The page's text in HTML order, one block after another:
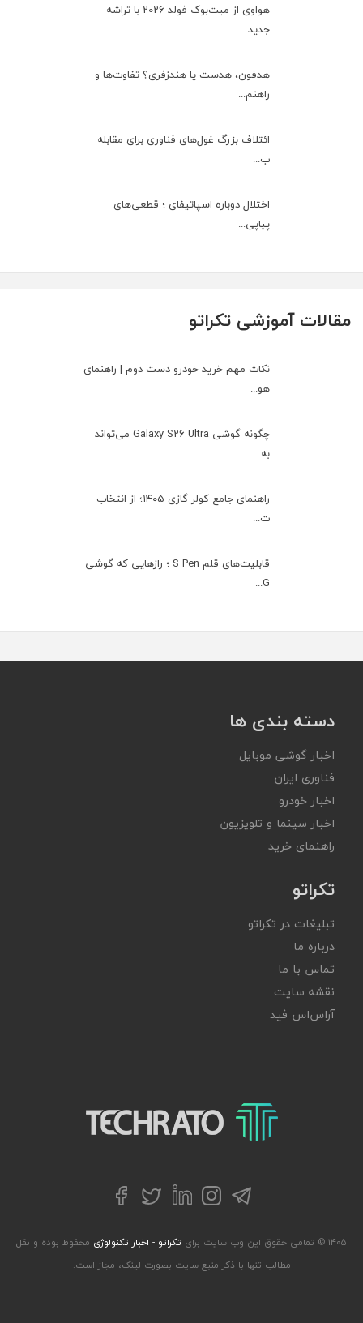
هواوی از میت‌بوک فولد 2026 با تراشه
جدید...
هدفون، هدست یا هندزفری؟ تفاوت‌ها و
راهنم...
ائتلاف بزرگ غول‌های فناوری برای مقابله
ب...
اختلال دوباره اسپاتیفای ؛ قطعی‌های
پیاپی...
مقالات آموزشی تکراتو
نکات مهم خرید خودرو دست دوم | راهنمای
هو...
چگونه گوشی Galaxy S26 Ultra می‌تواند
به ...
راهنمای جامع کولر گازی ۱۴۰۵؛ از انتخاب
ت...
قابلیت‌های قلم S Pen ؛ رازهایی که گوشی
G...
دسته بندی ها
اخبار گوشی موبایل
فناوری ایران
اخبار خودرو
اخبار سینما و تلویزیون
راهنمای خرید
تکراتو
تبلیغات در تکراتو
درباره ما
تماس با ما
نقشه سایت
آر‌اس‌اس فید
تکراتو – زندگی با تکنولوژی
تلگراماینستاگرام
لینکداینتوییترفیسبوک
۱۴۰۵ © تمامی حقوق این وب سایت برای تکراتو - اخبار تکنولوژی محفوظ بوده و نقل
مطالب تنها با ذکر منبع سایت بصورت لینک، مجاز است.